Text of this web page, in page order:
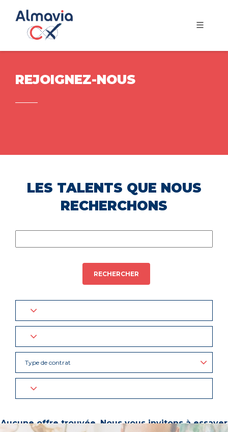
REJOIGNEZ-NOUS
LES TALENTS QUE NOUS
RECHERCHONS
RECHERCHER
Type de contrat
Aucune offre trouvée. Nous vous invitons à essayer